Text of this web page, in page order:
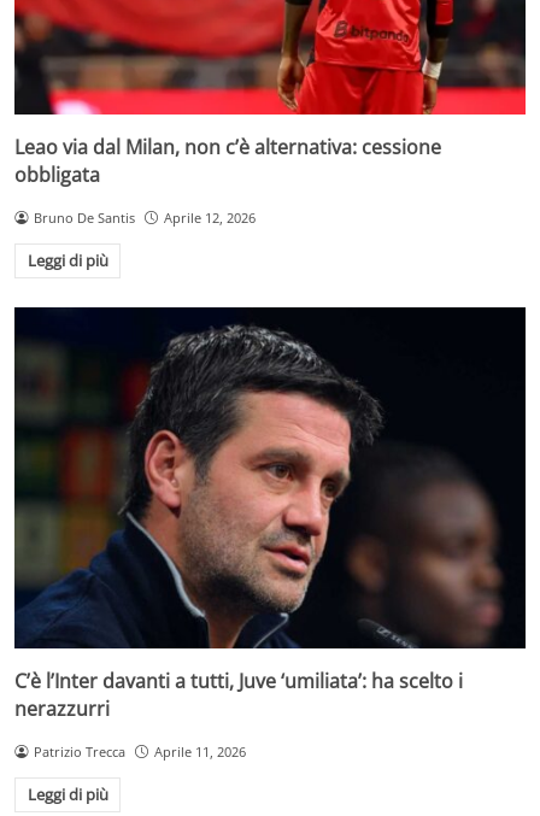
Leao via dal Milan, non c’è alternativa: cessione
obbligata
Bruno De Santis Aprile 12, 2026
Leggi di più
C’è l’Inter davanti a tutti, Juve ‘umiliata’: ha scelto i
nerazzurri
Patrizio Trecca Aprile 11, 2026
Leggi di più